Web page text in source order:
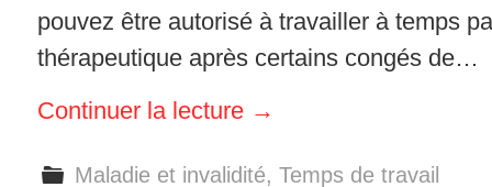
pouvez être autorisé à travailler à temps
thérapeutique après certains congés de…
Continuer la lecture →
Maladie et invalidité,Temps de travail